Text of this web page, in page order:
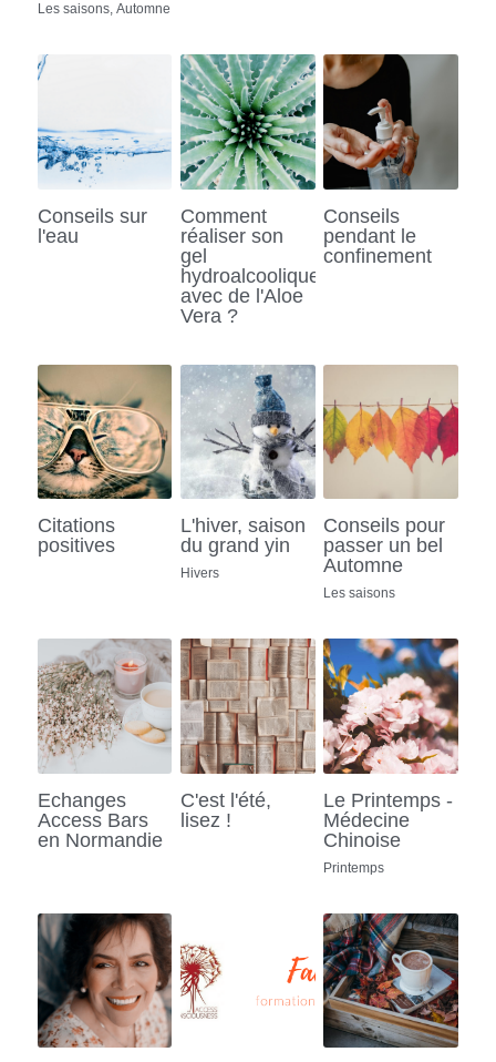
Les saisons, Automne
Conseils sur
l'eau
Comment
réaliser son
gel
hydroalcoolique
avec de l'Aloe
Vera ?
Conseils
pendant le
confinement
Citations
positives
L'hiver, saison
du grand yin
Hivers
Conseils pour
passer un bel
Automne
Les saisons
Echanges
Access Bars
en Normandie
C'est l'été,
lisez !
Le Printemps -
Médecine
Chinoise
Printemps